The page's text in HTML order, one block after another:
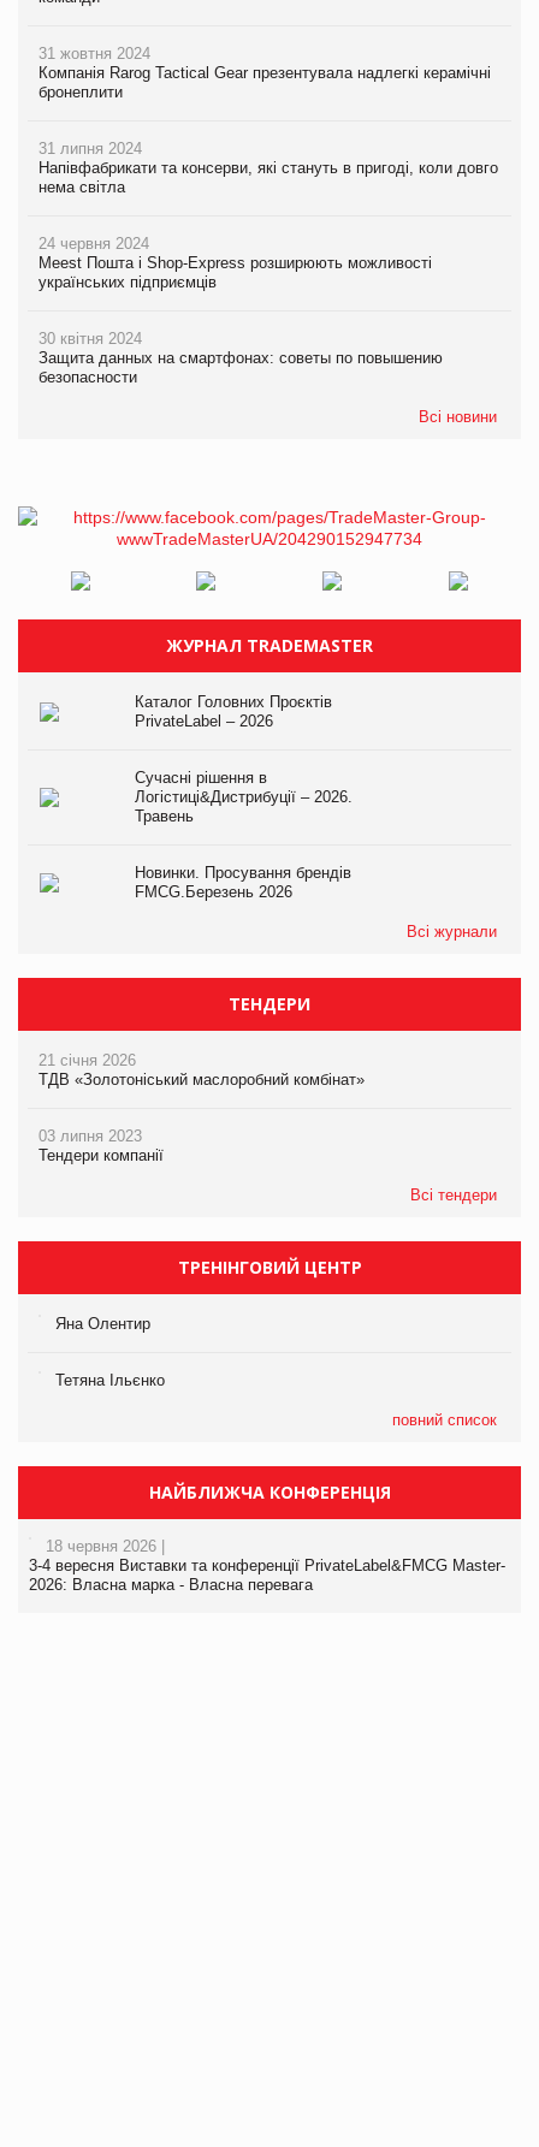
31 жовтня 2024
Компанія Rarog Tactical Gear презентувала надлегкі керамічні
бронеплити
31 липня 2024
Напівфабрикати та консерви, які стануть в пригоді, коли довго
нема світла
24 червня 2024
Meest Пошта і Shop-Express розширюють можливості
українських підприємців
30 квітня 2024
Защита данных на смартфонах: советы по повышению
безопасности
Всі новини
ЖУРНАЛ TRADEMASTER
Каталог Головних Проєктів
PrivateLabel – 2026
Сучасні рішення в
Логістиці&Дистрибуції – 2026.
Травень
Новинки. Просування брендів
FMCG.Березень 2026
Всі журнали
ТЕНДЕРИ
21 січня 2026
ТДВ «Золотоніський маслоробний комбінат»
03 липня 2023
Тендери компанії
Всі тендери
ТРЕНІНГОВИЙ ЦЕНТР
Яна Олентир
Тетяна Ільєнко
повний список
НАЙБЛИЖЧА КОНФЕРЕНЦІЯ
18 червня 2026 |
3-4 вересня Виставки та конференції PrivateLabel&FMCG Master-
2026: Власна марка - Власна перевага